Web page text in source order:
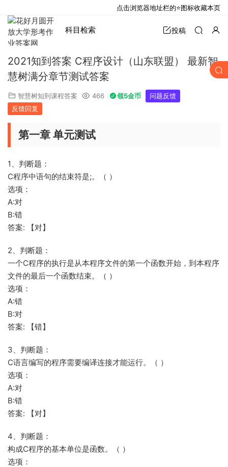
科目检索 投稿
2021知到答案 C程序设计（山东联盟） 最新智
慧树满分章节测试答案
智慧树知到课程答案 466 领5金币
问题反馈
反馈回复
第一章 单元测试
1、判断题：
C程序中语句的结束符是;。（ ）
选项：
A:对
B:错
答案: 【对】
2、判断题：
一个C程序的执行是从本程序文件的第一个函数开始，到本程序
文件的最后一个函数结束。（ ）
选项：
A:错
B:对
答案: 【错】
3、判断题：
C语言编写的程序需要编译连接才能运行。（ ）
选项：
A:对
B:错
答案: 【对】
4、判断题：
构成C程序的基本单位是函数。（ ）
选项：
点击浏览器地址栏的⭐图标收藏本页